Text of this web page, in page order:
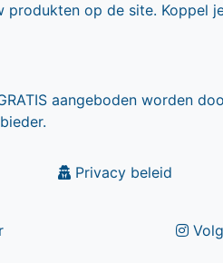
op de site. Koppel
aangeboden worden
Privacy beleid